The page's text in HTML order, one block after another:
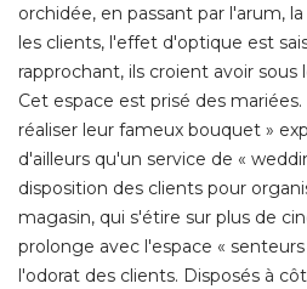
orchidée, en passant par l'arum,
les clients, l'effet d'optique est
rapprochant, ils croient avoir sous
Cet espace est prisé des
réaliser leur fameux bouquet »
d'ailleurs qu'un service de «
disposition des clients pour
magasin, qui s'étire sur plus de
prolonge avec l'espace «
l'odorat des clients. Disposés à